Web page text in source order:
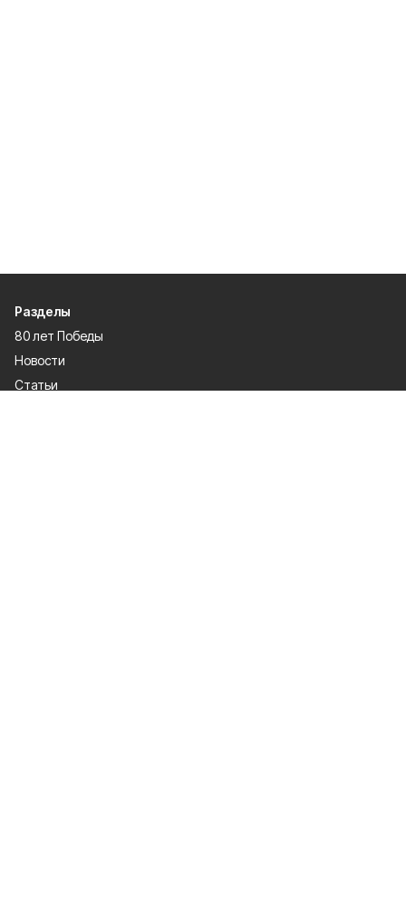
Разделы
80 лет Победы
Новости
Статьи